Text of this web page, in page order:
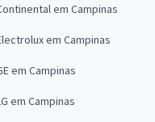
em Campinas
em Campinas
em Campinas
em Campinas